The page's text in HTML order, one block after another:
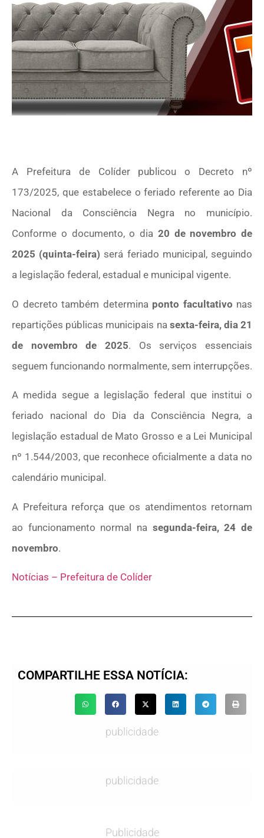
A Prefeitura de Colíder publicou o Decreto nº
173/2025, que estabelece o feriado referente ao Dia
Nacional da Consciência Negra no município.
Conforme o documento, o dia 20 de novembro de
2025 (quinta-feira) será feriado municipal, seguindo
a legislação federal, estadual e municipal vigente.
O decreto também determina ponto facultativo nas
repartições públicas municipais na sexta-feira, dia 21
de novembro de 2025. Os serviços essenciais
seguem funcionando normalmente, sem interrupções.
A medida segue a legislação federal que institui o
feriado nacional do Dia da Consciência Negra, a
legislação estadual de Mato Grosso e a Lei Municipal
nº 1.544/2003, que reconhece oficialmente a data no
calendário municipal.
A Prefeitura reforça que os atendimentos retornam
ao funcionamento normal na segunda-feira, 24 de
novembro.
Notícias – Prefeitura de Colíder
COMPARTILHE ESSA NOTÍCIA:
publicidade
publicidade
Publicidade